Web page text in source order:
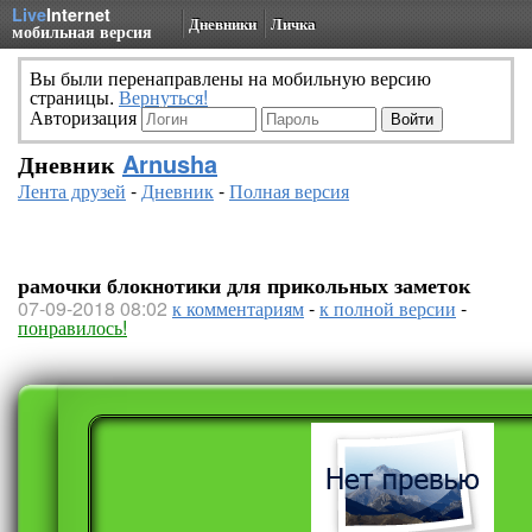
LiveInternet
мобильная версия Дневники Личка
Вы были перенаправлены на мобильную версию
страницы. Вернуться!
Авторизация
Дневник Arnusha
Лента друзей -Дневник-Полная версия
рамочки блокнотики для прикольных заметок
07-09-2018 08:02 к комментариям-к полной версии -
понравилось!